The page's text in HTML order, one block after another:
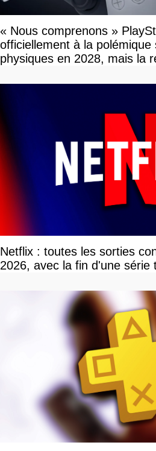
« Nous comprenons »
officiellement à la
physiques en 2028, mais la
Netflix : toutes les sorties
2026, avec la fin d'une série